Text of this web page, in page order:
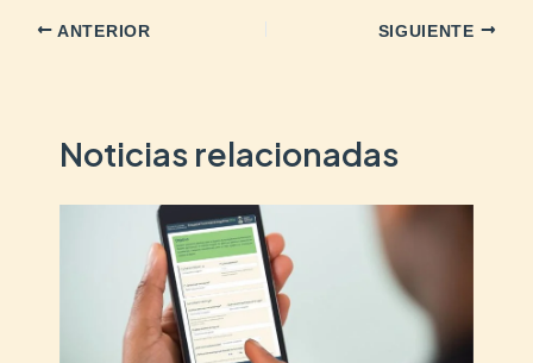
ANTERIOR SIGUIENTE
Noticias relacionadas